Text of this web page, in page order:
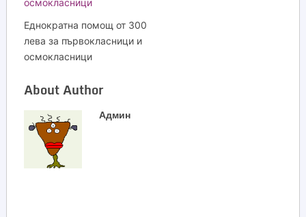
Еднократна помощ от 300
лева за първокласници и
осмокласници
About Author
Админ